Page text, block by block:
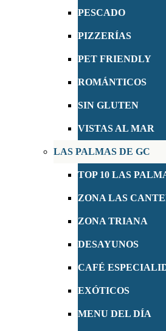
PESCADO
PIZZERÍAS
PET FRIENDLY
ROMÁNTICOS
SIN GLUTEN
VISTAS AL MAR
LAS PALMAS DE GC
TOP 10 LAS
ZONA LAS
ZONA TRIANA
DESAYUNOS
CAFÉ
EXÓTICOS
MENU DEL DÍA